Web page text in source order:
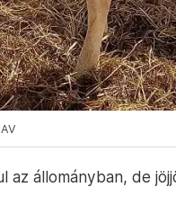
állományban, de